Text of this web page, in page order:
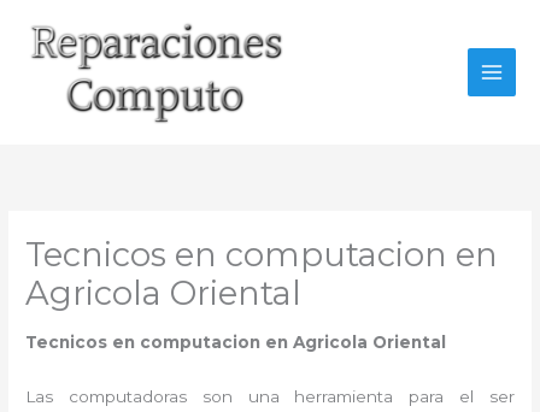
contenido
Tecnicos en computacion en
Agricola Oriental
Tecnicos en computacion en Agricola Oriental
Las computadoras son una herramienta para el ser